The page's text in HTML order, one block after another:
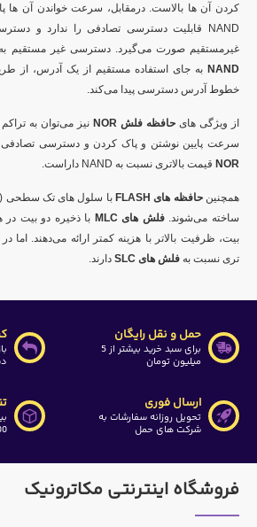
کردن آن ها بالاست. درمقابل، سرعت خواندن آن ها
NAND
قابلیت دسترسی تصادفی را ندارد و
غیرمستقیم صورت می‌گیرد. دسترسی غیر مستقیم
NAND به جای استفاده مستقیم از یک آدرس، از
خطوط آدرس دسترسی پیدا می‌کند.
از ویژگی های حافظه فلش NOR نیز می‌توان به
سرعت پایین نوشتن و پاک کردن و دسترسی تصادفی
NOR قیمت بالاتری نسبت به NAND داراست.
همچنینحافظه های FLASH با سلول های تک سطحی (
ساخته می‌شوند.فلش هایMLC با ذخیره دو بیت
بیت، ظرفیت بالاتر با هزینه کمتر ارائه می‌دهند. اما
تری نسبت به فلش های SLC دارند.
حمل و نقل رایگان
برای سبد خرید بیشتر از 5
میلیون تومان
ارسال فوری
تحویل روزانه سفارشات به
شرکت های حمل
فروشگاه اینترنتی مکاترونیک